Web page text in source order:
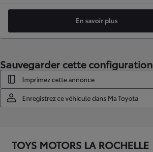
En savoir plus
Sauvegarder cette configuration
Imprimez cette annonce
Enregistrez ce véhicule dans Ma Toyota
TOYS MOTORS LA ROCHELLE